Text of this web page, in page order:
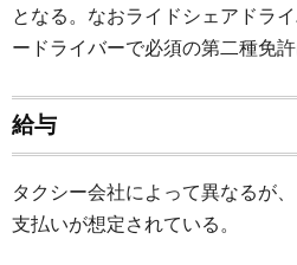
となる。なおライドシェアドラ
ードライバーで必須の第二種免許
給与
タクシー会社によって異なるが
支払いが想定されている。